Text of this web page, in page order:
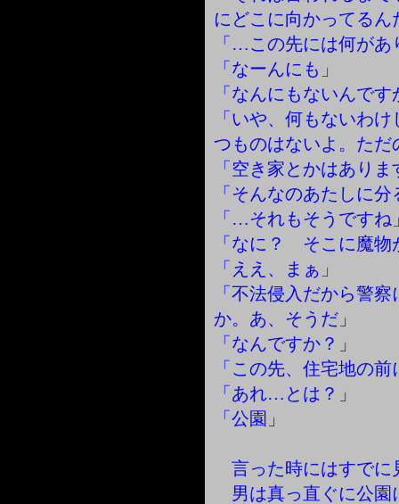
にどこに向かってるん
「…この先には何があ
「なーんにも」
「なんにもないんです
「いや、何もないわ
つものはないよ。ただ
「空き家とかはありま
「そんなのあたしに
「…それもそうですね
「なに？ そこに魔物
「ええ、まぁ」
「不法侵入だから警
か。あ、そうだ」
「なんですか？」
「この先、住宅地の
「あれ…とは？」
「公園」
言った時にはすでに
男は真っ直ぐに公園